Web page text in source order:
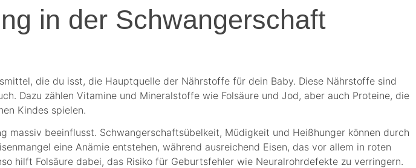
in der Schwangerschaft
die du isst, die Hauptquelle der Nährstoffe für dein Baby. Diese Nährstoffe sind
Dazu zählen Vitamine und Mineralstoffe wie Folsäure und Jod, aber auch Proteine, die
Kindes spielen.
beeinflusst. Schwangerschaftsübelkeit, Müdigkeit und Heißhunger können durch
eine Anämie entstehen, während ausreichend Eisen, das vor allem in roten
hilft Folsäure dabei, das Risiko für Geburtsfehler wie Neuralrohrdefekte zu verringern.